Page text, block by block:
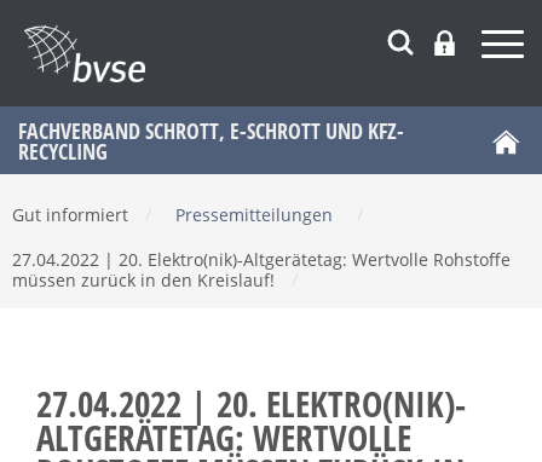
FACHVERBAND SCHROTT, E-SCHROTT UND KFZ-
RECYCLING
Gut informiert Pressemitteilungen
27.04.2022 | 20. Elektro(nik)-Altgerätetag: Wertvolle Rohstoffe
müssen zurück in den Kreislauf!
27.04.2022 | 20. ELEKTRO(NIK)-
ALTGERÄTETAG: WERTVOLLE